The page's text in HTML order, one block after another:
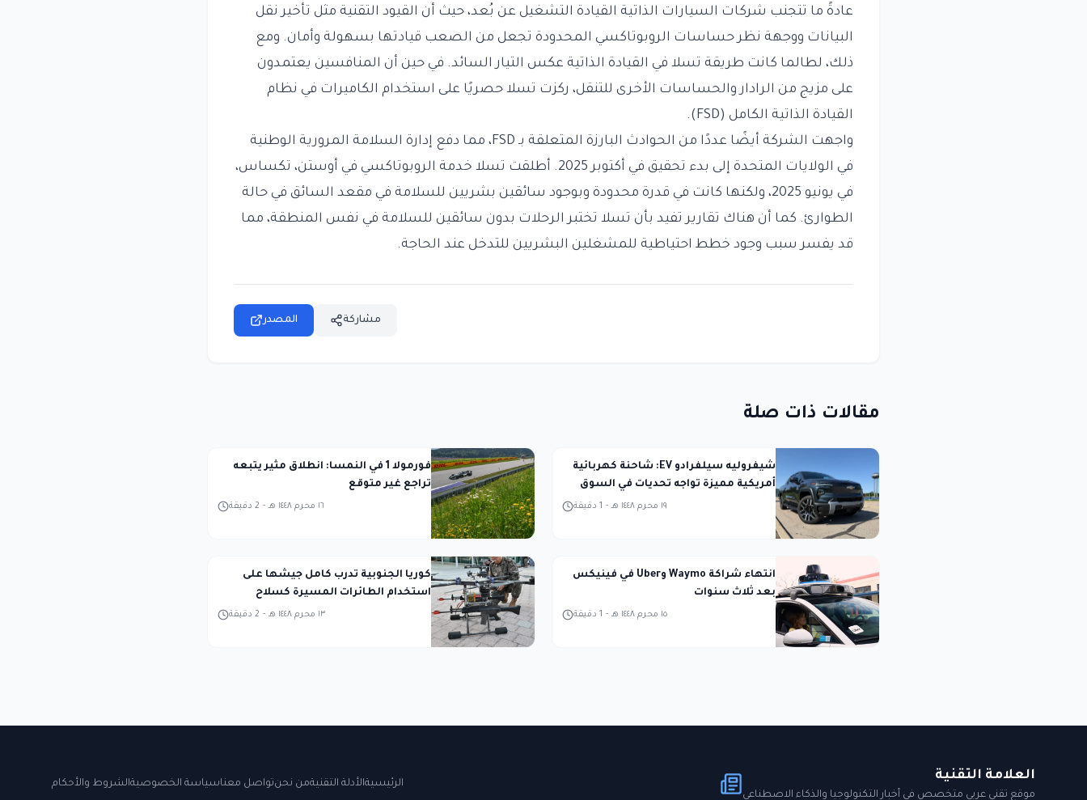
عادةً ما تتجنب شركات السيارات الذاتية القيادة التشغيل عن بُعد، حيث أن القيود التقنية مثل تأخير نقل
البيانات ووجهة نظر حساسات الروبوتاكسي المحدودة تجعل من الصعب قيادتها بسهولة وأمان. ومع
ذلك، لطالما كانت طريقة تسلا في القيادة الذاتية عكس التيار السائد. في حين أن المنافسين يعتمدون
على مزيج من الرادار والحساسات الأخرى للتنقل، ركزت تسلا حصريًا على استخدام الكاميرات في نظام
القيادة الذاتية الكامل (FSD).
واجهت الشركة أيضًا عددًا من الحوادث البارزة المتعلقة بـ FSD، مما دفع إدارة السلامة المرورية الوطنية
في الولايات المتحدة إلى بدء تحقيق في أكتوبر 2025. أطلقت تسلا خدمة الروبوتاكسي في أوستن، تكساس،
في يونيو 2025، ولكنها كانت في قدرة محدودة وبوجود سائقين بشريين للسلامة في مقعد السائق في حالة
الطوارئ. كما أن هناك تقارير تفيد بأن تسلا تختبر الرحلات بدون سائقين للسلامة في نفس المنطقة، مما
قد يفسر سبب وجود خطط احتياطية للمشغلين البشريين للتدخل عند الحاجة.
المصدر مشاركة
مقالات ذات صلة
شيفروليه سيلفرادو EV: شاحنة كهربائية
أمريكية مميزة تواجه تحديات في السوق
1 دقيقة - ١٩ محرم ١٤٤٨ هـ
فورمولا 1 في النمسا: انطلاق مثير يتبعه
تراجع غير متوقع
2 دقيقة - ١٦ محرم ١٤٤٨ هـ
انتهاء شراكة Waymo وUber في فينيكس
بعد ثلاث سنوات
1 دقيقة - ١٥ محرم ١٤٤٨ هـ
كوريا الجنوبية تدرب كامل جيشها على
استخدام الطائرات المسيرة كسلاح
2 دقيقة - ١٣ محرم ١٤٤٨ هـ
العلامة التقنية
موقع تقني عربي متخصص في أخبار التكنولوجيا والذكاء الاصطناعي
الرئيسيةالأدلة التقنيةمن نحنتواصل معناسياسة الخصوصيةالشروط والأحكام